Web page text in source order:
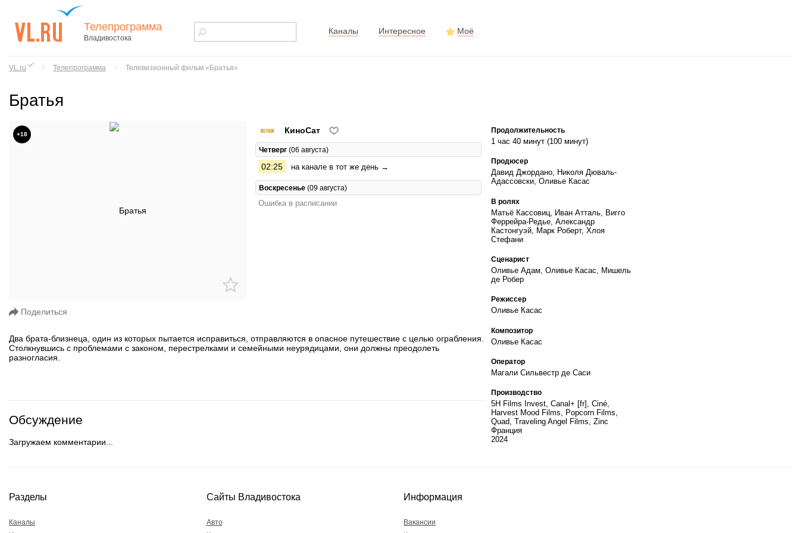
города
Владивостока
Телепрограмма
Владивостока
Каналы Интересное Моё
VL.ru / Телепрограмма / Телевизионный фильм «Братья»
Братья
+18
Поделиться
КиноСат
Четверг (06 августа)
02:25 на канале в тот же день →
Воскресенье (09 августа)
Ошибка в расписании
Два брата-близнеца, один из которых пытается исправиться, отправляются в опасное путешествие с целью ограбления.
Столкнувшись с проблемами с законом, перестрелками и семейными неурядицами, они должны преодолеть
разногласия.
Продолжительность
1 час 40 минут (100 минут)
Продюсер
Давид Джордано, Николя Дюваль-
Адассовски, Оливье Касас
В ролях
Матьё Кассовиц, Иван Атталь, Вигго
Феррейра-Редье, Александр
Кастонгуэй, Марк Роберт, Хлоя
Стефани
Сценарист
Оливье Адам, Оливье Касас, Мишель
де Робер
Режиссер
Оливье Касас
Композитор
Оливье Касас
Оператор
Магали Сильвестр де Саси
Производство
5H Films Invest, Canal+ [fr], Ciné,
Harvest Mood Films, Popcorn Films,
Quad, Traveling Angel Films, Zinc
Франция
2024
Обсуждение
Загружаем комментарии...
Разделы
Каналы
Сайты Владивостока
Авто
Информация
Вакансии